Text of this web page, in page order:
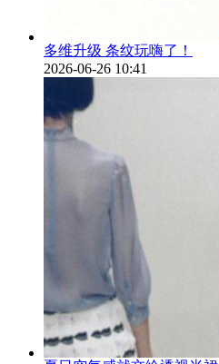
多维升级 条纹玩嗨了！
2026-06-26 10:41